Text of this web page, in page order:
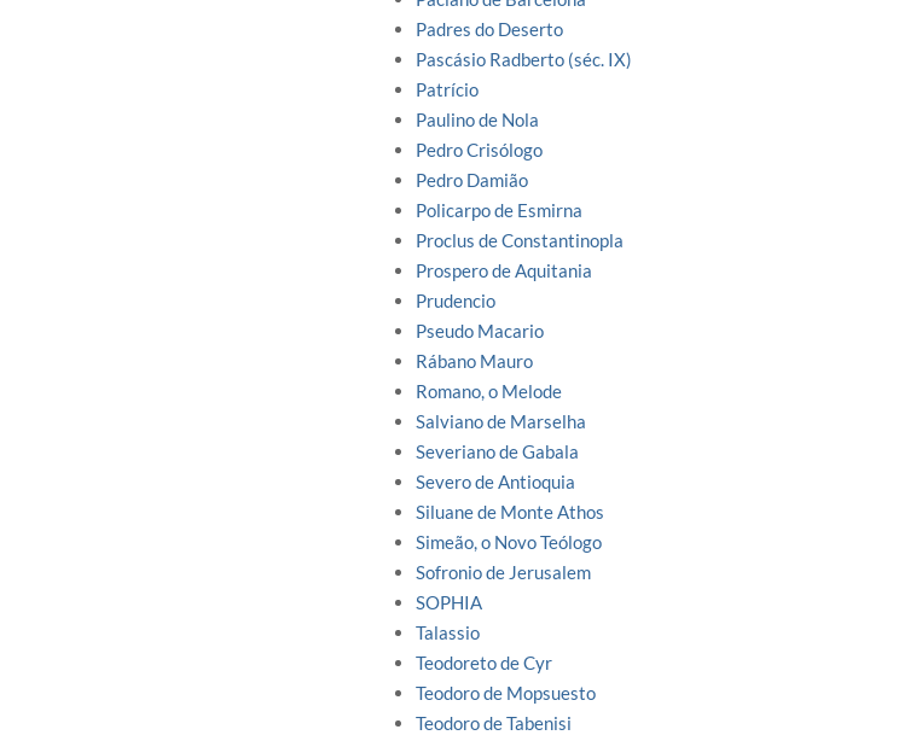
Padres do Deserto
Pascásio Radberto (séc. IX)
Patrício
Paulino de Nola
Pedro Crisólogo
Pedro Damião
Policarpo de Esmirna
Proclus de Constantinopla
Prospero de Aquitania
Prudencio
Pseudo Macario
Rábano Mauro
Romano, o Melode
Salviano de Marselha
Severiano de Gabala
Severo de Antioquia
Siluane de Monte Athos
Simeão, o Novo Teólogo
Sofronio de Jerusalem
SOPHIA
Talassio
Teodoreto de Cyr
Teodoro de Mopsuesto
Teodoro de Tabenisi